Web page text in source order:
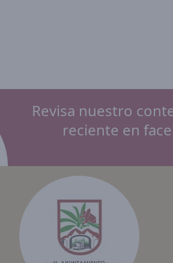
Revisa nuestro
reciente en